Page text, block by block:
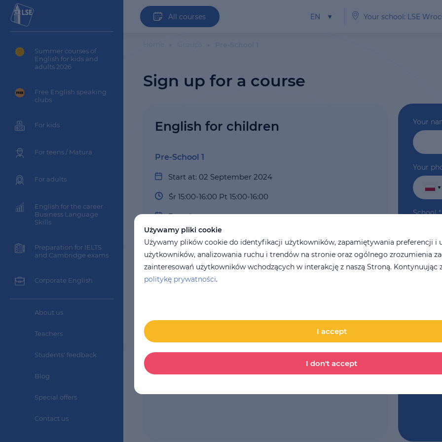
Summer courses of
English for kids and
adults 2026
Free English speaking
clubs
For kids
For teens / Matura
For adults
English for the career
Business Language
Skills
Preparation for IELTS
and Cambridge exams
Corporate English
About us
Teachers
Students' feedback
Blog
Special offers
Contact us
All courses EN Your school: LSE
Sign up for a course
Your
Your
School*
By
English for children
Pre-School 1
Start at: 02 September 2024
Śr 15:00-16:00 Pt 15:00-16:00
Duration
11 months
Cost per course
3629 PLN
Cost for 4 weeks
377 PLN
Używamy pliki cookie
Używamy plików cookie do identyfikacji użytkowników, zapamiętywania preferencji i
użytkowników, analizowania ruchu i trendów na stronie oraz ogólnego zrozumienia
zainteresowań użytkowników wchodzących w interakcję z naszą Stroną. Kontynuując
politykę prywatności.
I accept
I don't accept